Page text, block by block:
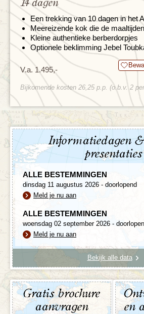
14 dagen
Een trekking van 10 dagen in het
Meereizende kok die de
Kleine authentieke berberdorpjes
Optionele beklimming Jebel
V.a. 1.495,-
Bijkomende kosten 26,25 p.p. (o.b.v. 2
Informatiedagen
presentaties
ALLE BESTEMMINGEN
dinsdag 11 augustus 2026 - doorlopend
Meld je nu aan
ALLE BESTEMMINGEN
woensdag 02 september 2026 -
Meld je nu aan
Bekijk alle data
Gratis brochure
aanvragen
en